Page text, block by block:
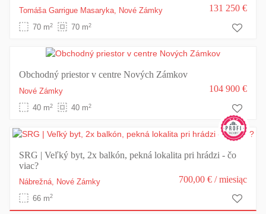
Tomáša Garrigue Masaryka, Nové Zámky
70 m2 70 m2
131 250 €
Obchodný priestor v centre Nových Zámkov
Nové Zámky
40 m2 40 m2
104 900 €
SRG | Veľký byt, 2x balkón, pekná lokalita pri hrádzi - čo
viac?
Nábrežná,
Nové Zámky
66 m2
700,00 € / miesiąc